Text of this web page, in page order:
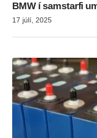
BMW í samstarfi
17 júlí, 2025